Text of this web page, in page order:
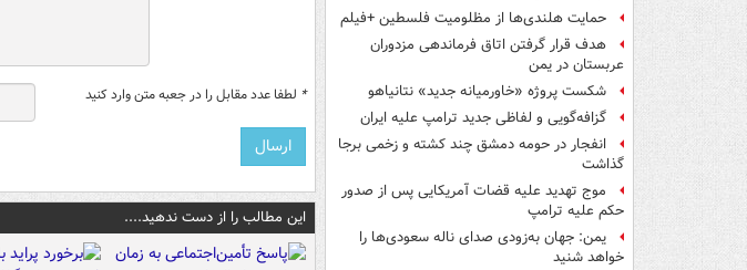
حمایت هلندی‌ها از مظلومیت فلسطین +فیلم
هدف قرار گرفتن اتاق‌ فرماندهی مزدوران
عربستان در یمن
شکست پروژه «خاورمیانه جدید» نتانیاهو
گزافه‌گویی و لفاظی جدید ترامپ علیه ایران
انفجار در حومه دمشق چند کشته و زخمی برجا
گذاشت
موج تهدید علیه قضات آمریکایی پس از صدور
حکم علیه ترامپ
یمن: جهان به‌زودی صدای ناله سعودی‌ها را
خواهد شنید
* لطفا عدد مقابل را در جعبه متن وارد کنید
این مطالب را از دست ندهید....